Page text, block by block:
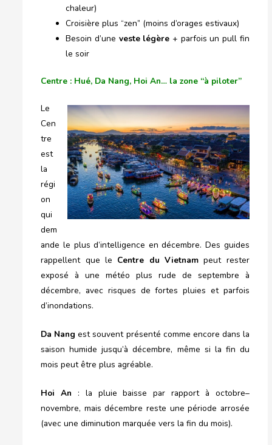
chaleur)
Croisière plus “zen” (moins d’orages estivaux)
Besoin d’une veste légère + parfois un pull fin
le soir
Centre : Hué, Da Nang, Hoi An… la zone “à piloter”
Le
Cen
tre
est
la
régi
on
qui
dem
ande le plus d’intelligence en décembre. Des guides
rappellent que le Centre du Vietnam peut rester
exposé à une météo plus rude de septembre à
décembre, avec risques de fortes pluies et parfois
d’inondations.
Da Nang est souvent présenté comme encore dans la
saison humide jusqu’à décembre, même si la fin du
mois peut être plus agréable.
Hoi An : la pluie baisse par rapport à octobre–
novembre, mais décembre reste une période arrosée
(avec une diminution marquée vers la fin du mois).